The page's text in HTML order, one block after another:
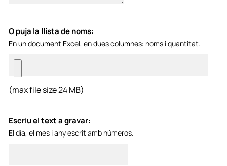
O puja la llista de noms:
En un document Excel, en dues columnes: noms i quantitat.
(max file size 24 MB)
Escriu el text a gravar:
El día, el mes i any escrit amb números.